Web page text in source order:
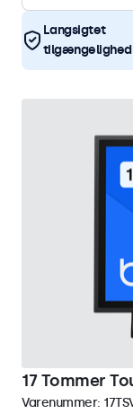
Langsigtet
tilgængelighed
17 Tommer
Varenummer: